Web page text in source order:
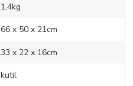
1,4kg
66 x 50 x 21cm
33 x 22 x 16cm
kutil